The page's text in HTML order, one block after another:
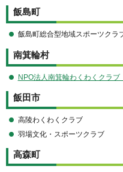
飯島町
飯島町総合型地域スポーツクラ
南箕輪村
NPO法人南箕輪わくわくクラブ
飯田市
高陵わくわくクラブ
羽場文化・スポーツクラブ
高森町